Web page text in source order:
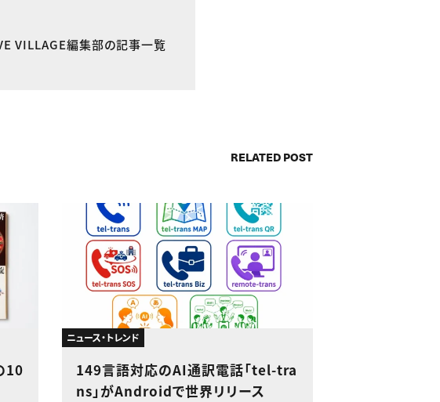
VILLAGE編集部の記事一覧
RELATED POST
10
ニュース・トレンド
149言語対応のAI通訳電話「tel-tra
ns」がAndroidで世界リリース